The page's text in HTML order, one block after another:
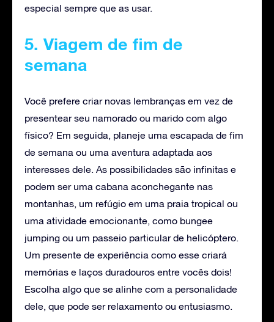
especial sempre que as usar.
5. Viagem de fim de
semana
Você prefere criar novas lembranças em vez de
presentear seu namorado ou marido com algo
físico? Em seguida, planeje uma escapada de fim
de semana ou uma aventura adaptada aos
interesses dele. As possibilidades são infinitas e
podem ser uma cabana aconchegante nas
montanhas, um refúgio em uma praia tropical ou
uma atividade emocionante, como bungee
jumping ou um passeio particular de helicóptero.
Um presente de experiência como esse criará
memórias e laços duradouros entre vocês dois!
Escolha algo que se alinhe com a personalidade
dele, que pode ser relaxamento ou entusiasmo.